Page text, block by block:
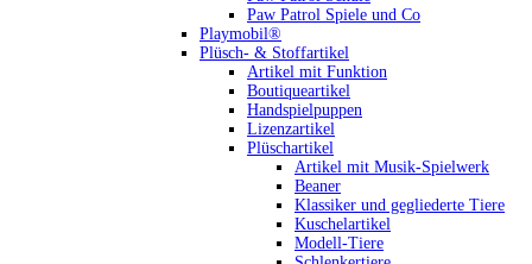
Paw Patrol Spiele und Co
Playmobil®
Plüsch- & Stoffartikel
Artikel mit Funktion
Boutiqueartikel
Handspielpuppen
Lizenzartikel
Plüschartikel
Artikel mit Musik-Spielwerk
Beaner
Klassiker und gegliederte Tiere
Kuschelartikel
Modell-Tiere